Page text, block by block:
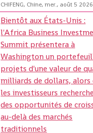
CHIFENG, Chine, mer., août 5
Bientôt aux États-Unis :
l'Africa Business
Summit présentera à
Washington un
projets d'une valeur de
milliards de dollars, alors
les investisseurs
des opportunités de
au-delà des marchés
traditionnels